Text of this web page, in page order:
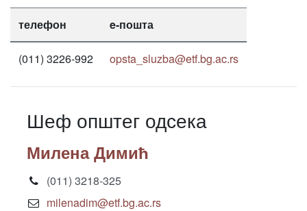
телефон e-пошта
(011) 3226-992 opsta_sluzba@etf.bg.ac.rs
Шеф општег одсека
Милена Димић
(011) 3218-325
milenadim@etf.bg.ac.rs